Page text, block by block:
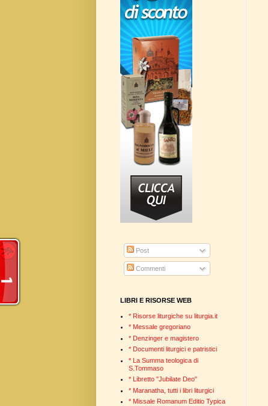
Post
Commenti
LIBRI E RISORSE WEB
* Risorse liturgiche su liturgia.it
* Messale gregoriano
* Denzinger e magistero
* Documenti liturgici e patristici
* La Summa teologica di
S.Tommaso
* Libretto "Jubilate Deo"
* Maranatha, tutti i libri liturgici
* Missale Romanum Editio Typica